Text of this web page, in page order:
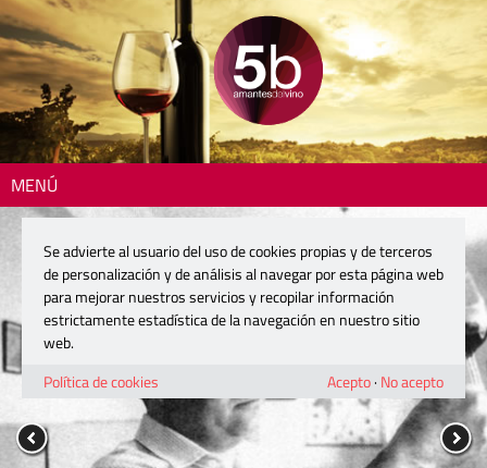
MENÚ
Se advierte al usuario del uso de cookies propias y de terceros
de personalización y de análisis al navegar por esta página web
para mejorar nuestros servicios y recopilar información
estrictamente estadística de la navegación en nuestro sitio
web.
Política de cookies
Acepto· No acepto